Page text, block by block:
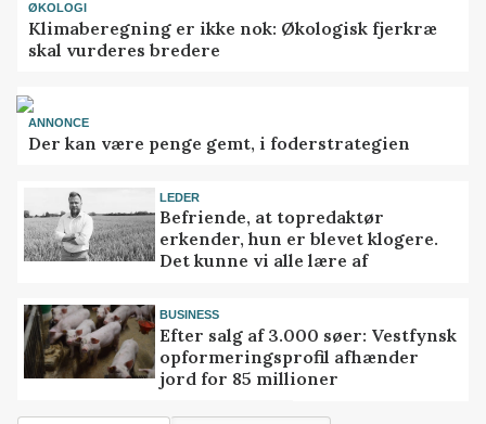
ØKOLOGI
Klimaberegning er ikke nok: Økologisk fjerkræ
skal vurderes bredere
ANNONCE
Der kan være penge gemt, i foderstrategien
LEDER
Befriende, at topredaktør
erkender, hun er blevet klogere.
Det kunne vi alle lære af
BUSINESS
Efter salg af 3.000 søer: Vestfynsk
opformeringsprofil afhænder
jord for 85 millioner